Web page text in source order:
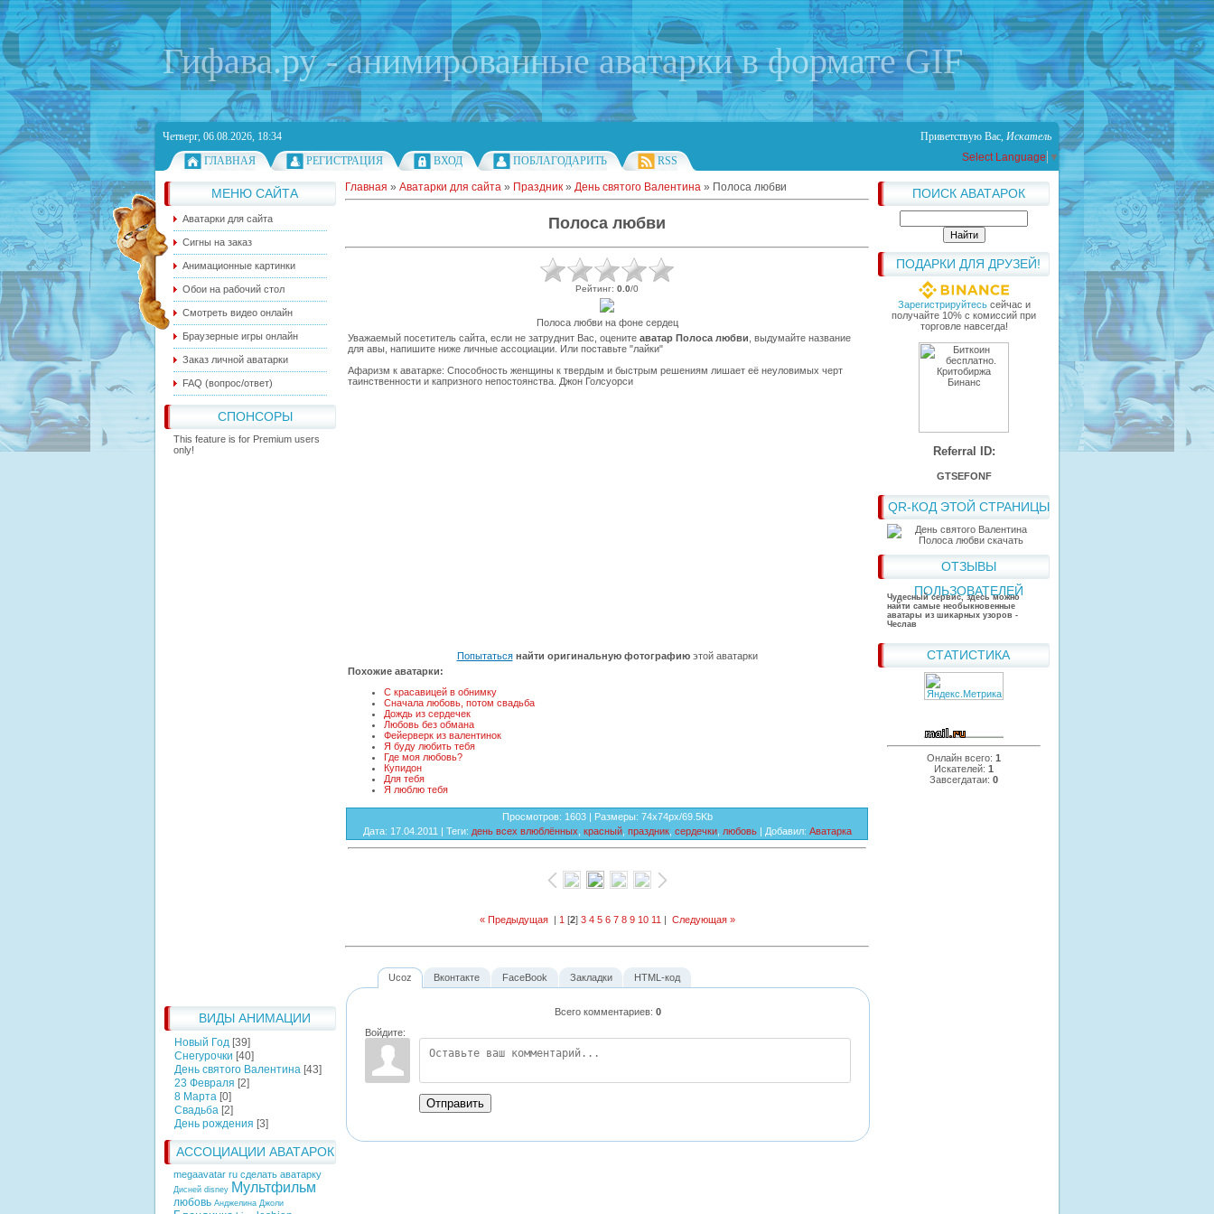
Гифава.ру - анимированные аватарки в формате GIF
Четверг, 06.08.2026, 18:34 Приветствую Вас, Искатель
ГЛАВНАЯ
РЕГИСТРАЦИЯ ВХОД ПОБЛАГОДАРИТЬ RSS Select Language ▼
МЕНЮ САЙТА
Аватарки для сайта
Сигны на заказ
Анимационные картинки
Обои на рабочий стол
Смотреть видео онлайн
Браузерные игры онлайн
Заказ личной аватарки
FAQ (вопрос/ответ)
СПОНСОРЫ
This feature is for Premium users
only!
ВИДЫ АНИМАЦИИ
Новый Год [39]
Снегурочки [40]
День святого Валентина [43]
23 Февраля [2]
8 Марта [0]
Свадьба [2]
День рождения [3]
АССОЦИАЦИИ АВАТАРОК
megaavatar ru сделать аватарку
Дисней disney Мультфильм
любовь Анджелина Джоли
ПОИСК АВАТАРОК
ПОДАРКИ ДЛЯ ДРУЗЕЙ!
Зарегистрируйтесьсейчас и
получайте 10% с комиссий при
торговле навсегда!
Referral ID:
GTSEFONF
QR-КОД ЭТОЙ СТРАНИЦЫ
ОТЗЫВЫ
ПОЛЬЗОВАТЕЛЕЙ
Чудесный сервис, здесь можно
найти самые необыкновенные
аватары из шикарных узоров -
Чеслав
СТАТИСТИКА
Онлайн всего: 1
Искателей: 1
Завсегдатаи: 0
Главная » Аватарки для сайта » Праздник » День святого Валентина » Полоса любви
Полоса любви
Рейтинг: 0.0/0
Полоса любви на фоне сердец
Уважаемый посетитель сайта, если не затруднит Вас, оцените аватар Полоса любви , выдумайте название
для авы, напишите ниже личные ассоциации. Или поставьте "лайки"
Афаризм к аватарке: Способность женщины к твердым и быстрым решениям лишает её неуловимых черт
таинственности и капризного непостоянства. Джон Голсуорси
Попытаться найти оригинальную фотографиюэтой аватарки
Похожие аватарки:
С красавицей в обнимку
Сначала любовь, потом свадьба
Дождь из сердечек
Любовь без обмана
Фейерверк из валентинок
Я буду любить тебя
Где моя любовь?
Купидон
Для тебя
Я люблю тебя
Просмотров: 1603 | Размеры: 74x74px/69.5Kb
Дата: 17.04.2011 | Теги: день всех влюблённых красный, праздник, сердечки, любовь| Добавил: Аватарка
« Предыдущая| 1 [2] 3 4 5 6 7 8 9 10 11 | Следующая »
Ucoz
Всего комментариев: 0
Войдите:
Отправить
Вконтакте FaceBook Закладки HTML-код